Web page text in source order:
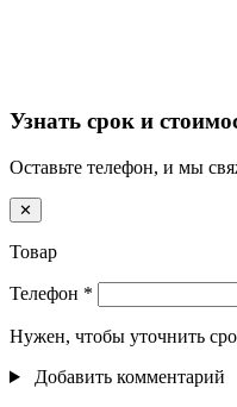
Узнать срок и
Оставьте телефон, и мы
✕
Товар
Телефон *
Нужен, чтобы уточнить
Добавить комментарий